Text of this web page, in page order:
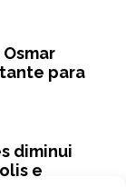
para
diminui
e